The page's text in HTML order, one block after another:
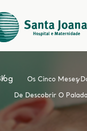
Os Cinco Meses
De Descobrir O